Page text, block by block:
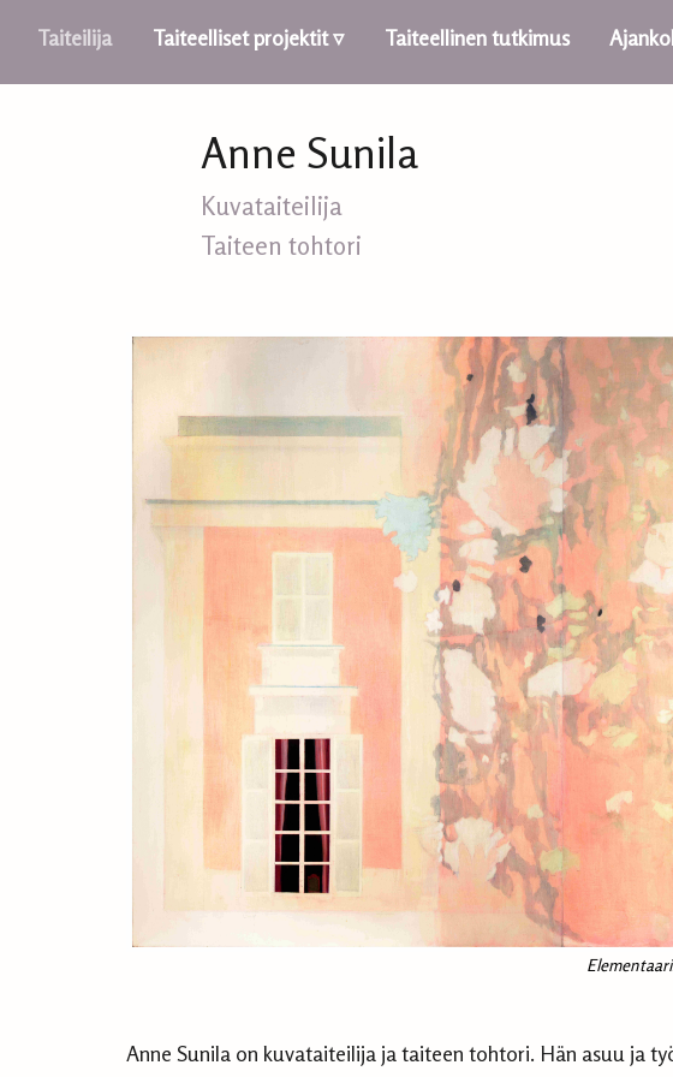
Taiteilija Taiteelliset projektit ▿ Taiteellinen tutkimus
Anne Sunila
Kuvataiteilija
Taiteen tohtori
Anne Sunila on kuvataiteilija ja taiteen tohtori. Hän asuu ja